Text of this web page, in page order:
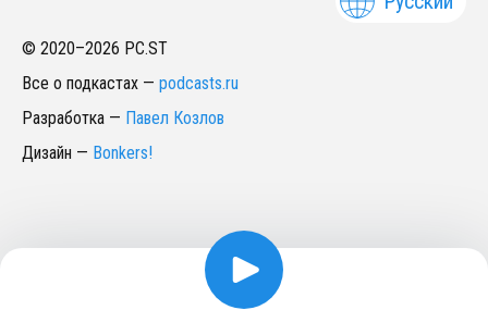
© 2020–2026 PC.ST
Все о подкастах — podcasts.ru
Разработка — Павел Козлов
Дизайн — Bonkers!